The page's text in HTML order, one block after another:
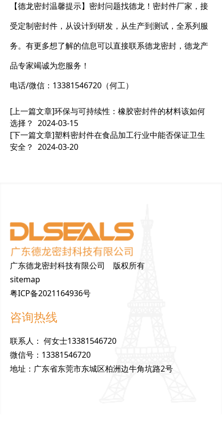
【德龙密封温馨提示】密封问题找德龙！密封件厂家，接
受定制密封件，从设计到研发，从生产到测试，全系列服
务。有更多想了解的信息可以直接联系德龙密封，德龙产
品专家竭诚为您服务！
电话/微信：13381546720（何工）
[上一篇文章]环保与可持续性：橡胶密封件的材料该如何
选择？ 2024-03-15
[下一篇文章]塑料密封件在食品加工行业中能否保证卫生
安全？ 2024-03-20
广东德龙密封科技有限公司 版权所有
sitemap
粤ICP备2021164936号
咨询热线
联系人 ： 何女士13381546720
微信号 ： 13381546720
地址 ： 广东省东莞市东城区柏洲边牛角坑路2号